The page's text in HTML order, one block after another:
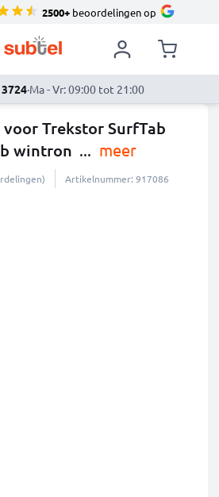
2500+beoordelingen op
·Ma - Vr: 09:00 tot 21:00
voor Trekstor SurfTab
wintron ... meer
Artikelnummer: 917086